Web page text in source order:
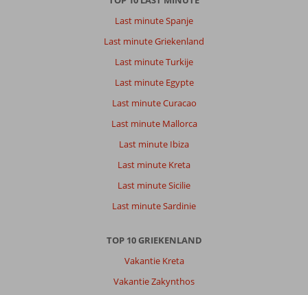
Last minute Spanje
Last minute Griekenland
Last minute Turkije
Last minute Egypte
Last minute Curacao
Last minute Mallorca
Last minute Ibiza
Last minute Kreta
Last minute Sicilie
Last minute Sardinie
TOP 10 GRIEKENLAND
Vakantie Kreta
Vakantie Zakynthos